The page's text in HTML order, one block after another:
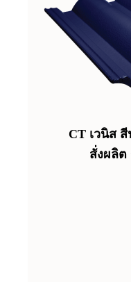
CT เวนิส
สั่งผลิต ร